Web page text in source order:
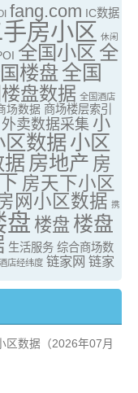
fang.com IC数据
房小区 休闲
全国小区 全
楼盘全国
盘数据 全国酒店
场数据 商场楼层索引
外卖数据采集 小
区数据小区
据 房地产 房
房天下小区
网小区数据 携
盘 楼盘 楼盘
生活服务 综合商场数
店经纬度 链家网 链家
区数据（2026年07月